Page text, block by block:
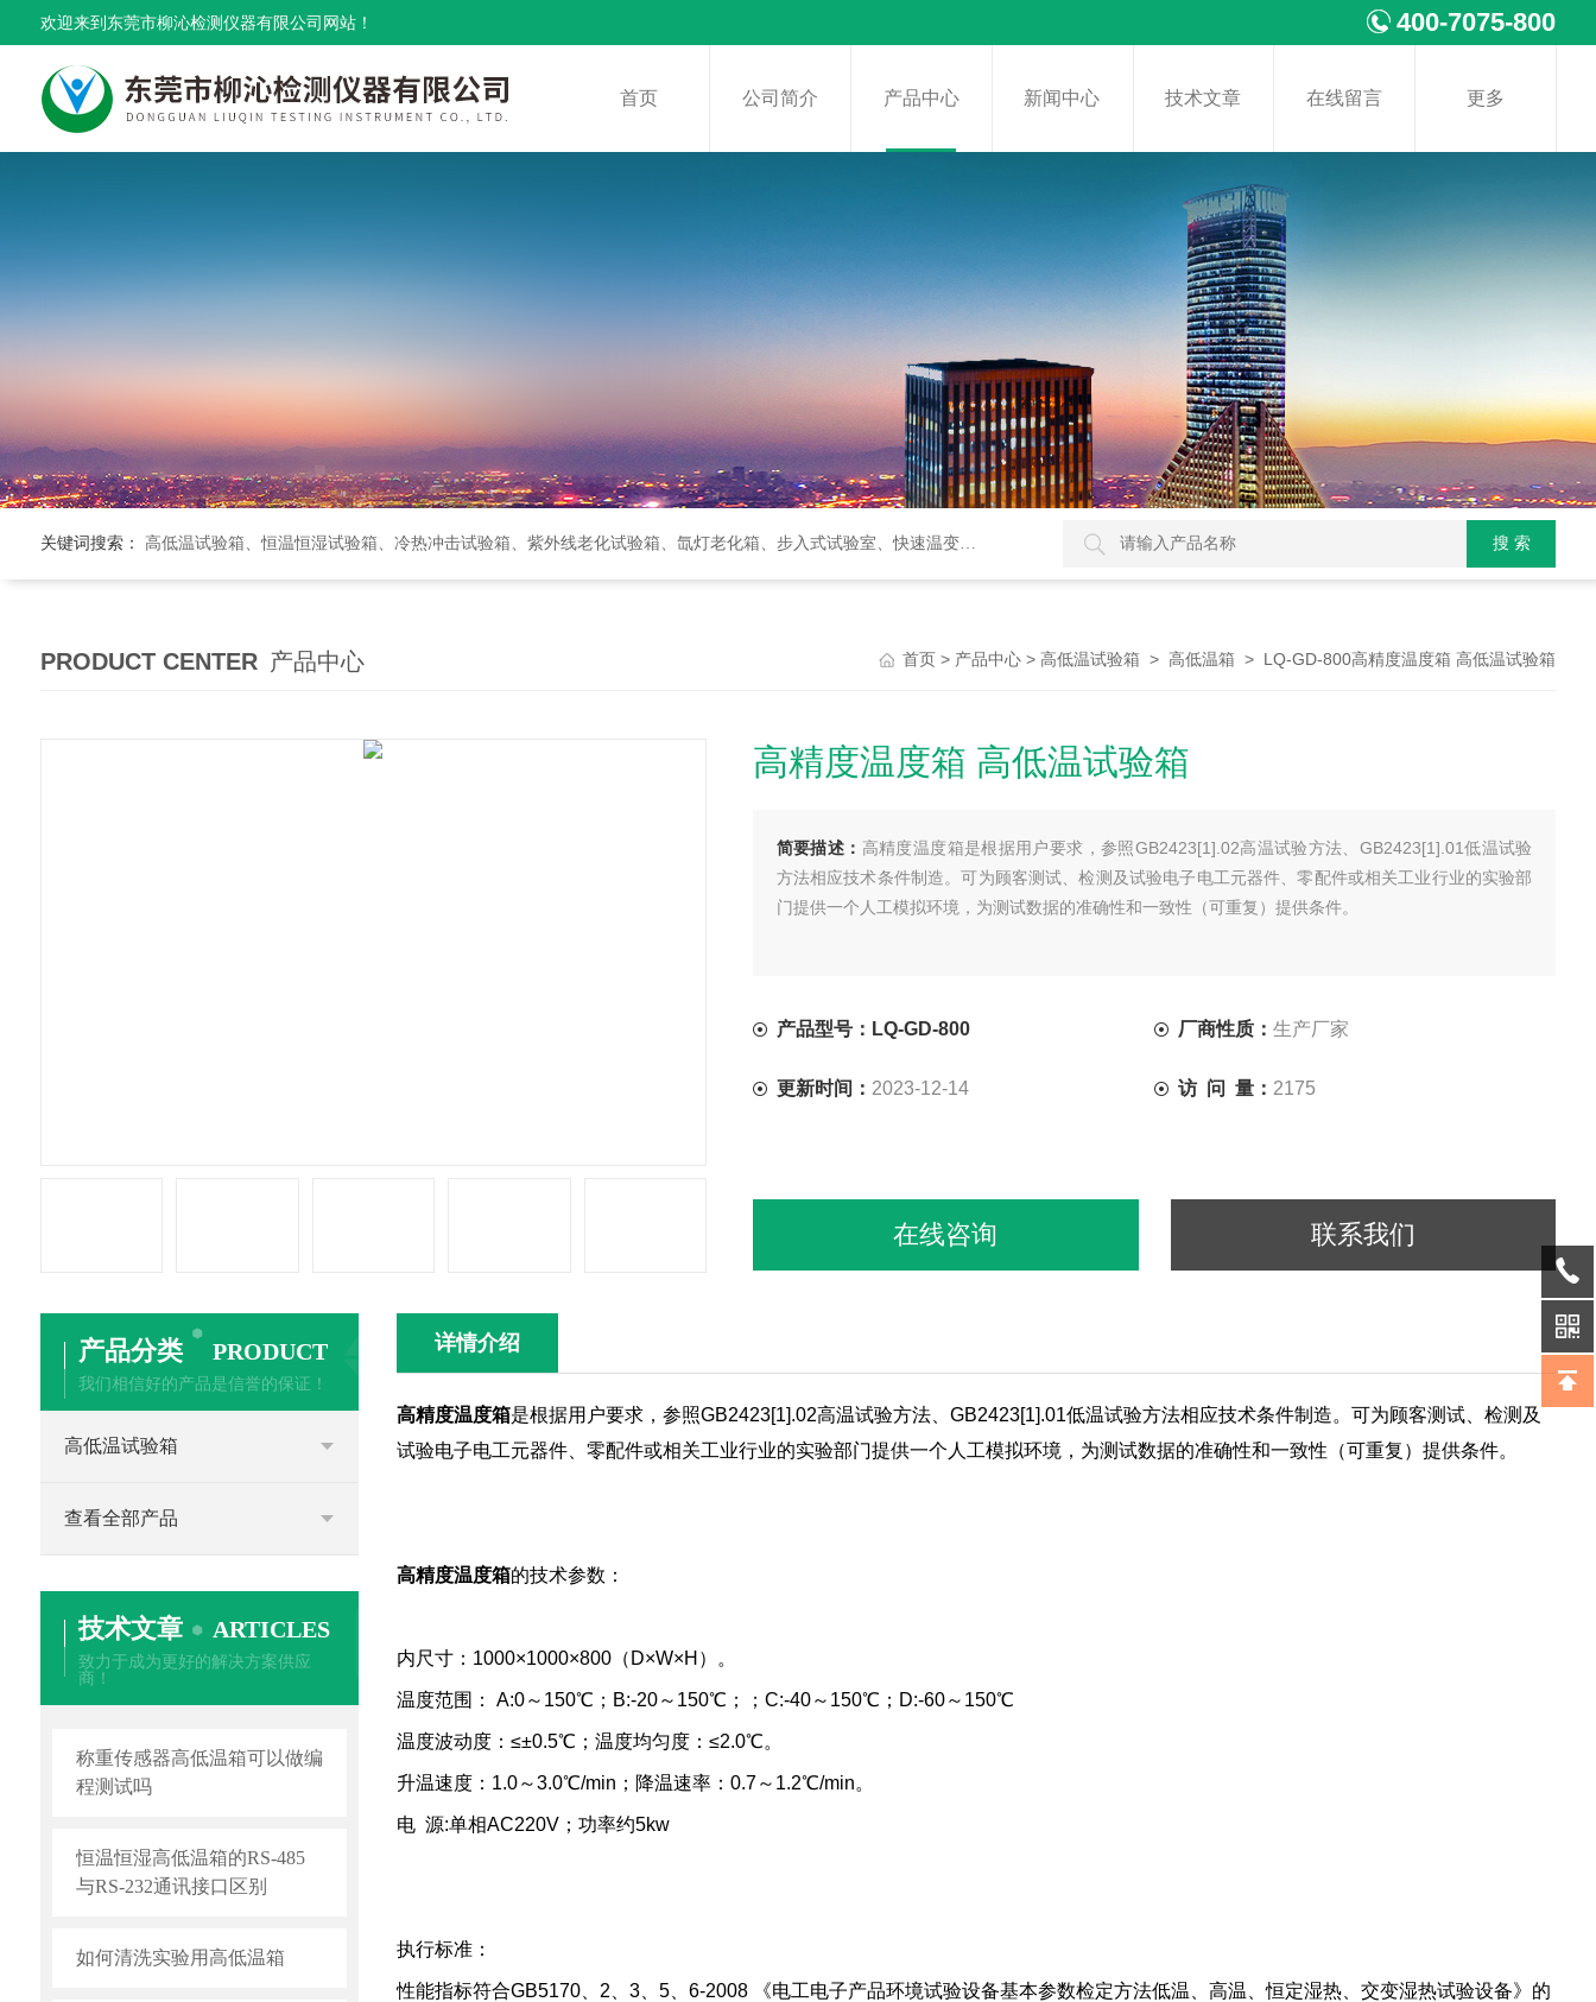
欢迎来到东莞市柳沁检测仪器有限公司网站！ 400-7075-800
首页 公司简介 产品中心 新闻中心 技术文章 在线留言 更多
关键词搜索： 高低温试验箱、恒温恒湿试验箱、冷热冲击试验箱、紫外线老化试验箱、氙灯老化箱、步入式试验室、快速温变箱、盐雾试验箱等等
PRODUCT CENTER 产品中心 首页 > 产品中心 >高低温试验箱 >高低温箱 > LQ-GD-800高精度温度箱 高低温试验箱
高精度温度箱 高低温试验箱
简要描述： 高精度温度箱是根据用户要求，参照GB2423[1].02高温试验方法、GB2423[1].01低温试验
方法相应技术条件制造。可为顾客测试、检测及试验电子电工元器件、零配件或相关工业行业的实验部
门提供一个人工模拟环境，为测试数据的准确性和一致性（可重复）提供条件。
产品型号：LQ-GD-800 厂商性质：生产厂家
更新时间： 2023-12-14 访 问 量： 2175
在线咨询 联系我们
详情介绍
高精度温度箱是根据用户要求，参照GB2423[1].02高温试验方法、GB2423[1].01低温试验方法相应技术条件制造。可为顾客测试、检测及
试验电子电工元器件、零配件或相关工业行业的实验部门提供一个人工模拟环境，为测试数据的准确性和一致性（可重复）提供条件。
高精度温度箱的技术参数：
内尺寸：1000×1000×800（D×W×H）。
温度范围： A:0～150℃；B:-20～150℃；；C:-40～150℃；D:-60～150℃
温度波动度：≤±0.5℃；温度均匀度：≤2.0℃。
升温速度：1.0～3.0℃/min；降温速率：0.7～1.2℃/min。
电 源:单相AC220V；功率约5kw
执行标准：
性能指标符合GB5170、2、3、5、6-2008 《电工电子产品环境试验设备基本参数检定方法低温、高温、恒定湿热、交变湿热试验设备》的
产品分类 PRODUCT
我们相信好的产品是信誉的保证！
高低温试验箱
查看全部产品
技术文章 ARTICLES
致力于成为更好的解决方案供应
商！
称重传感器高低温箱可以做编
程测试吗
恒温恒湿高低温箱的RS-485
与RS-232通讯接口区别
如何清洗实验用高低温箱